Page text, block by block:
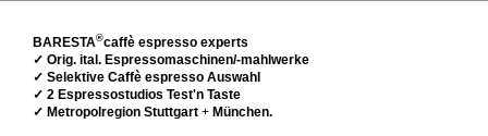
BARESTA®caffè espresso experts
✓ Orig. ital. Espressomaschinen/-mahlwerke
✓ Selektive Caffè espresso Auswahl
✓ 2 Espressostudios Test'n Taste
✓ Metropolregion Stuttgart + München.